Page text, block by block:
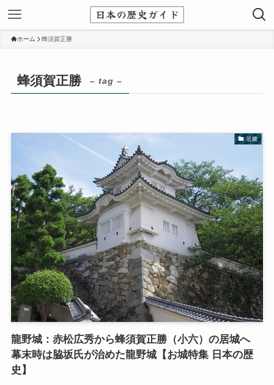
ホーム 蜂須賀正勝
蜂須賀正勝 – tag –
近畿
龍野城：赤松広秀から蜂須賀正勝（小六）の居城へ
幕末時は脇坂氏が治めた龍野城【お城特集 日本の歴
史】